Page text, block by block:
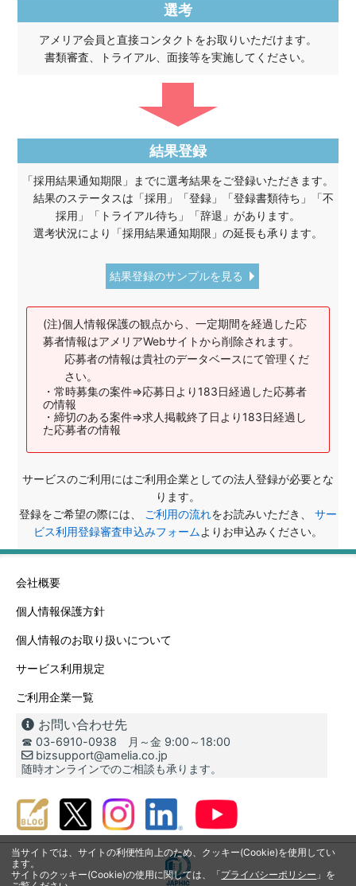
当サイトでは、サイトの利便性向上のため、クッキー(Cookie)を使用してい
ます。
サイトのクッキー(Cookie)の使用に関しては、「プライバシーポリシー 」を
選考
アメリア会員と直接コンタクトをお取りいただけます。
書類審査、トライアル、面接等を実施してください。
結果登録
「採用結果通知期限」までに選考結果をご登録いただきます。
結果のステータスは「採用」「登録」「登録書類待ち」「不
採用」「トライアル待ち」「辞退」があります。
選考状況により「採用結果通知期限」の延長も承ります。
結果登録のサンプルを見る
(注)個人情報保護の観点から、一定期間を経過した応
募者情報はアメリアWebサイトから削除されます。
応募者の情報は貴社のデータベースにて管理くだ
さい。
・常時募集の案件⇒応募日より183日経過した応募者
の情報
・締切のある案件⇒求人掲載終了日より183日経過し
た応募者の情報
サービスのご利用にはご利用企業としての法人登録が必要とな
ります。
登録をご希望の際には、
ご利用の流れをお読みいただき、 サー
ビス利用登録審査申込みフォームよりお申込みください。
会社概要
個人情報保護方針
個人情報のお取り扱いについて
サービス利用規定
ご利用企業一覧
お問い合わせ先
☎ 03-6910-0938 月～金 9:00～18:00
bizsupport@amelia.co.jp
随時オンラインでのご相談も承ります。